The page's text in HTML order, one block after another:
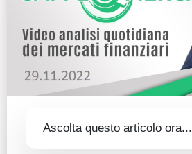
Ascolta questo articolo ora...